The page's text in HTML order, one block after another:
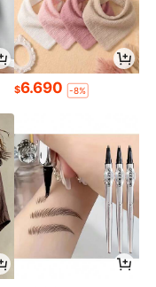
$6.690 -8%